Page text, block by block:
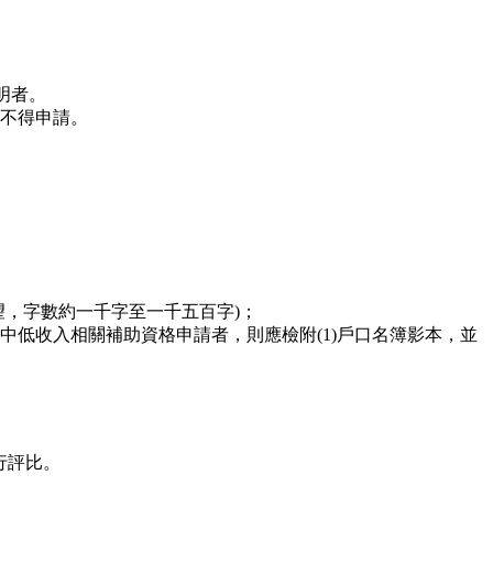
。
得申請。
字數約一千字至一千五百字)；
低收入相關補助資格申請者，則應檢附(1)戶口名簿影本，並
比。